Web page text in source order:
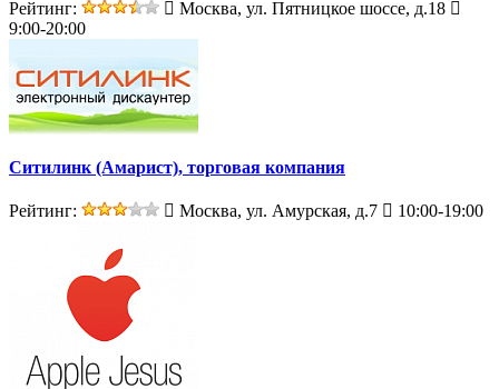
Рейтинг:
Москва, ул. Пятницкое шоссе, д.18
9:00-20:00
Ситилинк (Амарист), торговая компания
Рейтинг: Москва, ул. Амурская, д.7 10:00-19:00